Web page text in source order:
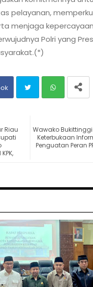
pelayanan,
menjaga kepercayaan
Polri yang
ats
Wawako
Keterbukaan
Penguatan Peran
Riau